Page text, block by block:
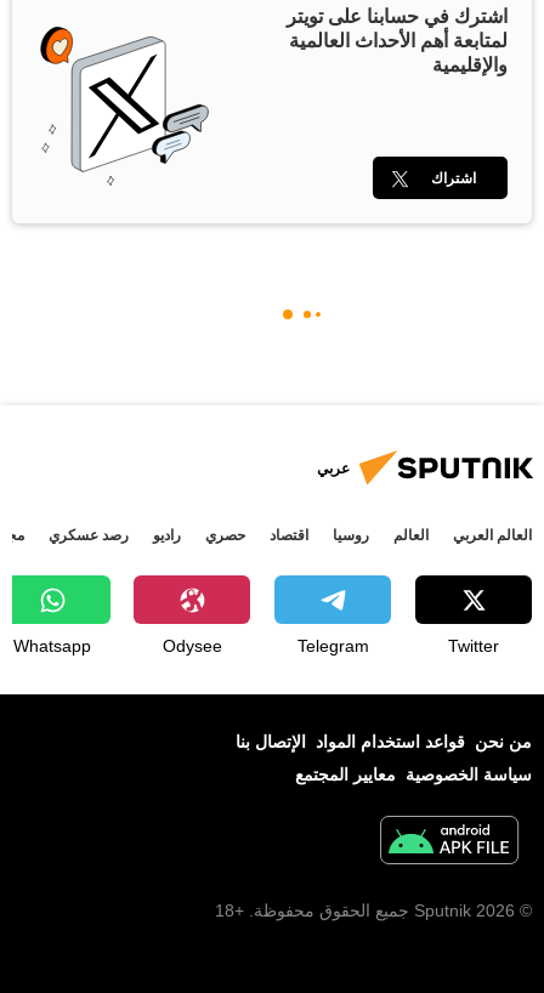
اشترك في حسابنا على تويتر
لمتابعة أهم الأحداث العالمية
والإقليمية
اشتراك
عربي
العالم العربي العالم روسيا اقتصاد حصري راديو رصد عسكري
Twitter
Telegram
Odysee
Whatsapp
من نحن قواعد استخدام المواد
الإتصال بنا
سياسة الخصوصية
معايير المجتمع
© 2026 Sputnik جميع الحقوق محفوظة. +18